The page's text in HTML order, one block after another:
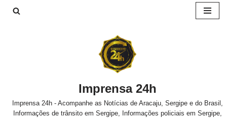
Imprensa 24h
Imprensa 24h - Acompanhe as Notícias de Aracaju, Sergipe e do Brasil,
Informações de trânsito em Sergipe, Informações policiais em Sergipe,